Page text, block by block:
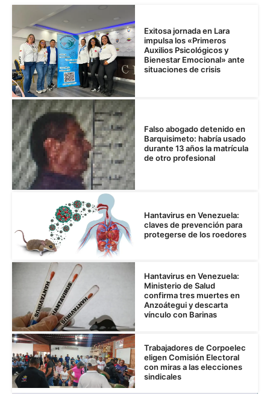
Exitosa jornada en Lara
impulsa los «Primeros
Auxilios Psicológicos y
Bienestar Emocional» ante
situaciones de crisis
Falso abogado detenido en
Barquisimeto: habría usado
durante 13 años la matrícula
de otro profesional
Hantavirus en Venezuela:
claves de prevención para
protegerse de los roedores
Hantavirus en Venezuela:
Ministerio de Salud
confirma tres muertes en
Anzoátegui y descarta
vínculo con Barinas
Trabajadores de Corpoelec
eligen Comisión Electoral
con miras a las elecciones
sindicales